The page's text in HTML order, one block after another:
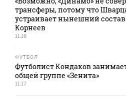
трансферы, потому что
устраивает нынешний
Корнеев
11:18
ФУТБОЛ
Футболист Кондаков
общей группе «Зенита»
11:17